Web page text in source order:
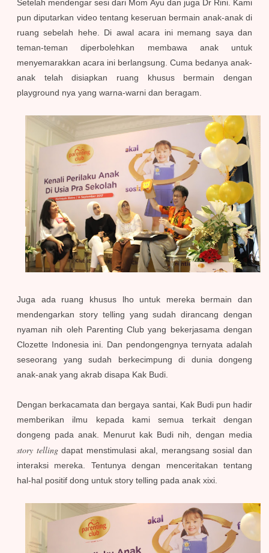
Setelah mendengar sesi dari Mom Ayu dan juga Dr Rini. Kami
pun diputarkan video tentang keseruan bermain anak-anak di
ruang sebelah hehe. Di awal acara ini memang saya dan
teman-teman diperbolehkan membawa anak untuk
menyemarakkan acara ini berlangsung. Cuma bedanya anak-
anak telah disiapkan ruang khusus bermain dengan
playground nya yang warna-warni dan beragam.
Juga ada ruang khusus lho untuk mereka bermain dan
mendengarkan story telling yang sudah dirancang dengan
nyaman nih oleh Parenting Club yang bekerjasama dengan
Clozette Indonesia ini. Dan pendongengnya ternyata adalah
seseorang yang sudah berkecimpung di dunia dongeng
anak-anak yang akrab disapa Kak Budi.
Dengan berkacamata dan bergaya santai, Kak Budi pun hadir
memberikan ilmu kepada kami semua terkait dengan
dongeng pada anak. Menurut kak Budi nih, dengan media
story tellingdapat menstimulasi akal, merangsang sosial dan
interaksi mereka. Tentunya dengan menceritakan tentang
hal-hal positif dong untuk story telling pada anak xixi.